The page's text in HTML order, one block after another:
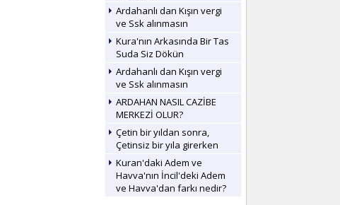
Ardahanlı dan Kışın vergi
ve Ssk alınmasın
Kura'nın Arkasında Bir Tas
Suda Siz Dökün
Ardahanlı dan Kışın vergi
ve Ssk alınmasın
ARDAHAN NASIL CAZİBE
MERKEZİ OLUR?
Çetin bir yıldan sonra,
Çetinsiz bir yıla girerken
Kuran'daki Adem ve
Havva'nın İncil'deki Adem
ve Havva'dan farkı nedir?